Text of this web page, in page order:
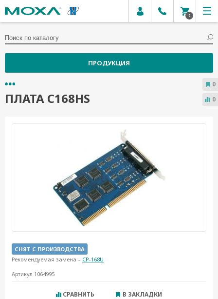
0
ПРОДУКЦИЯ
ПЛАТА C168HS
СНЯТ С ПРОИЗВОДСТВА
Рекомендуемая замена – CP-168U
Артикул 1064995
СРАВНИТЬ В ЗАКЛАДКИ
0
0